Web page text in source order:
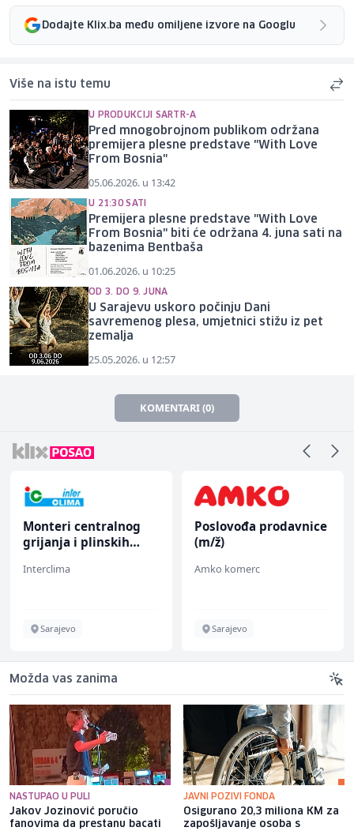
Dodajte Klix.ba među omiljene izvore na Googlu
Više na istu temu
U PRODUKCIJI SARTR-A
Pred mnogobrojnom publikom održana
premijera plesne predstave "With Love
From Bosnia"
05.06.2026. u 13:42
U 21:30 SATI
Premijera plesne predstave "With Love
From Bosnia" biti će održana 4. juna sati na
bazenima Bentbaša
01.06.2026. u 10:25
OD 3. DO 9. JUNA
U Sarajevu uskoro počinju Dani
savremenog plesa, umjetnici stižu iz pet
zemalja
25.05.2026. u 12:57
KOMENTARI (0)
Monteri centralnog
grijanja i plinskih
Interclima
Sarajevo
Poslovođa prodavnice
(m/ž)
Amko komerc
Sarajevo
Možda vas zanima
NASTUPAO U PULI
Jakov Jozinović poručio
fanovima da prestanu bacati
JAVNI POZIVI FONDA
Osigurano 20,3 miliona KM za
zapošljavanje osoba s